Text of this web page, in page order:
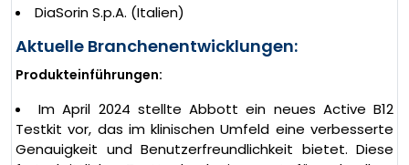
DiaSorin S.p.A. (Italien)
Aktuelle Branchenentwicklungen:
Produkteinführungen:
Im April 2024 stellte Abbott ein neues Active B12
Testkit vor, das im klinischen Umfeld eine verbesserte
Genauigkeit und Benutzerfreundlichkeit bietet. Diese